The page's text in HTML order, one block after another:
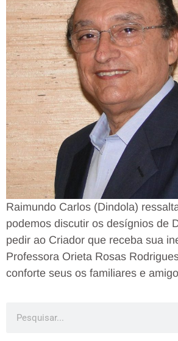
Raimundo Carlos (Dindola)
podemos discutir os desígnios de
pedir ao Criador que receba sua
Professora Orieta Rosas
conforte seus os familiares e